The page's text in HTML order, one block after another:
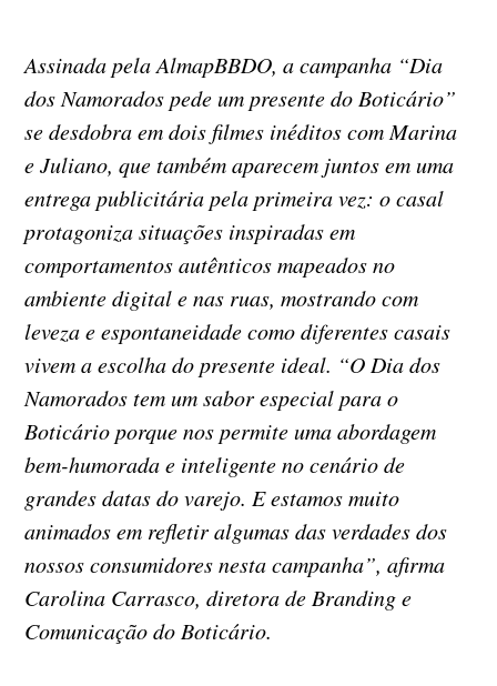
Assinada pela AlmapBBDO, a campanha “Dia
dos Namorados pede um presente do Boticário”
se desdobra em dois filmes inéditos com Marina
e Juliano, que também aparecem juntos em uma
entrega publicitária pela primeira vez: o casal
protagoniza situações inspiradas em
comportamentos autênticos mapeados no
ambiente digital e nas ruas, mostrando com
leveza e espontaneidade como diferentes casais
vivem a escolha do presente ideal. “O Dia dos
Namorados tem um sabor especial para o
Boticário porque nos permite uma abordagem
bem-humorada e inteligente no cenário de
grandes datas do varejo. E estamos muito
animados em refletir algumas das verdades dos
nossos consumidores nesta campanha”, afirma
Carolina Carrasco, diretora de Branding e
Comunicação do Boticário.